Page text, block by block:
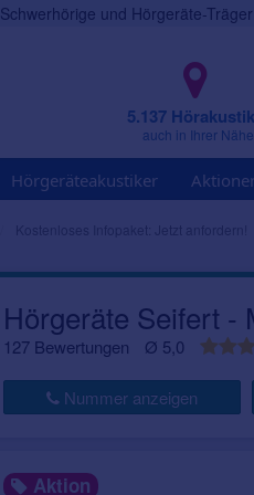
und Hörgeräte-Träger
5.137
auch in Ihrer Nähe
Hörgeräteakustiker
Kostenloses Infopaket: Jetzt anfordern!
Hörgeräte Seifert -
127 Bewertungen Ø 5,0
Nummer anzeigen
Aktion